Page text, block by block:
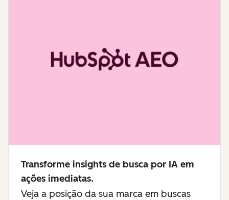
Transforme insights de busca por IA em
ações imediatas.
Veja a posição da sua marca em buscas